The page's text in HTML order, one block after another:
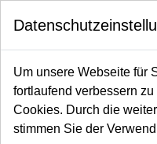
Startseite
Reflektoren / Softboxen
Hintergrund Foto allgemein
HINTERGRÜNDE
RAHMEN
Um unsere Webseite für
fortlaufend verbessern
Cookies. Durch die
stimmen Sie der